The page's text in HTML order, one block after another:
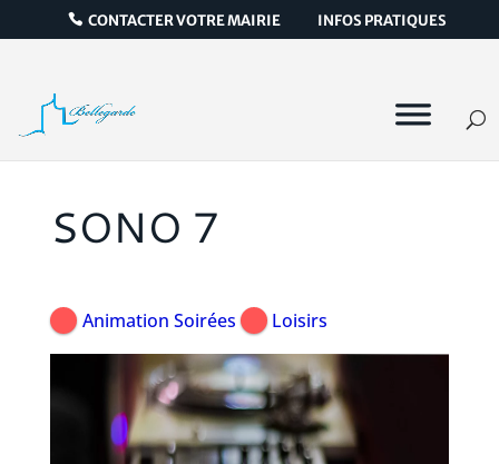
CONTACTER VOTRE MAIRIE INFOS PRATIQUES
SONO 7
Animation Soirées Loisirs